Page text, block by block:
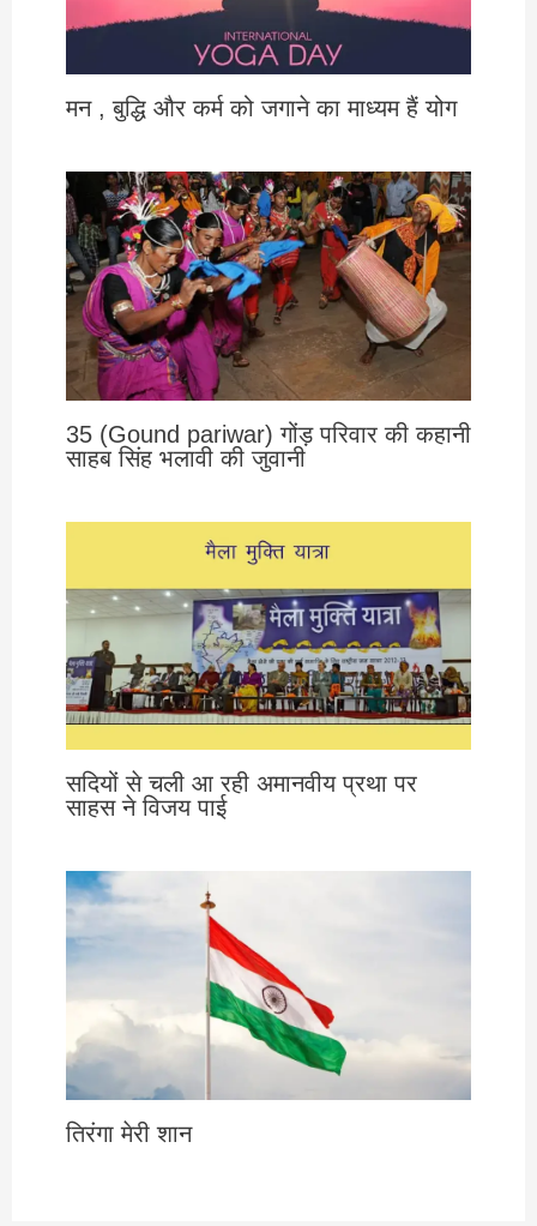
मन , बुद्धि और कर्म को जगाने का माध्यम हैं योग
35 (Gound pariwar) गोंड़ परिवार की कहानी
साहब सिंह भलावी की जुवानी
सदियों से चली आ रही अमानवीय प्रथा पर
साहस ने विजय पाई
तिरंगा मेरी शान